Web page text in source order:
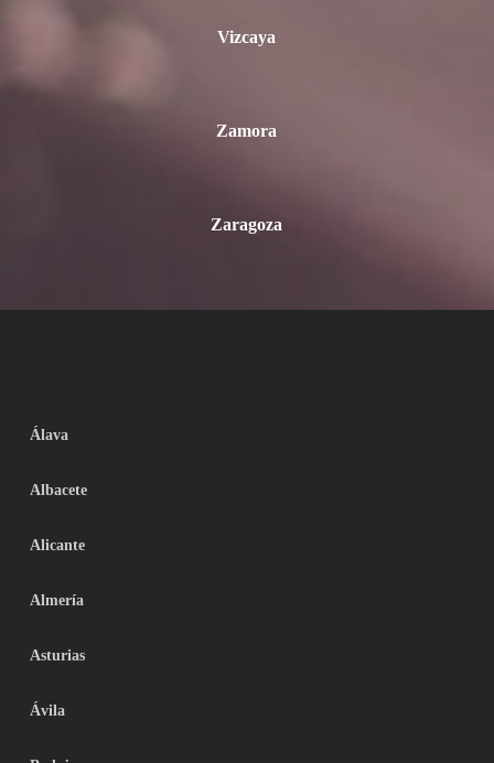
Vizcaya
Zamora
Zaragoza
Álava
Albacete
Alicante
Almería
Asturias
Ávila